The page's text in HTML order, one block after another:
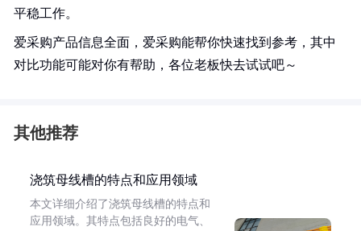
平稳工作。
爱采购产品信息全面，爱采购能帮你快速找到参考，其中
对比功能可能对你有帮助，各位老板快去试试吧～
其他推荐
浇筑母线槽的特点和应用领域
本文详细介绍了浇筑母线槽的特点和
应用领域。其特点包括良好的电气、